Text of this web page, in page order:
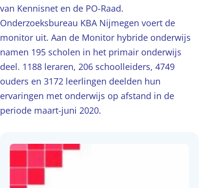
van Kennisnet en de PO-Raad.
Onderzoeksbureau KBA Nijmegen voert de
monitor uit. Aan de Monitor hybride onderwijs
namen 195 scholen in het primair onderwijs
deel. 1188 leraren, 206 schoolleiders, 4749
ouders en 3172 leerlingen deelden hun
ervaringen met onderwijs op afstand in de
periode maart-juni 2020.